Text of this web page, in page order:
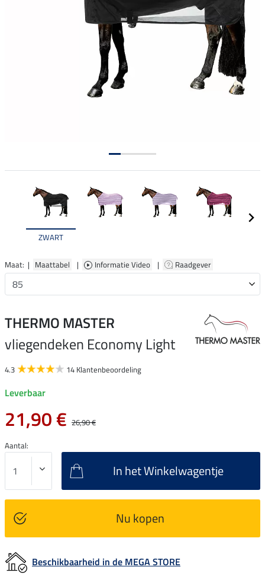
ZWART
Maat: | Maattabel | Informatie Video | Raadgever
THERMO MASTER
vliegendeken Economy Light
4.3 14 Klantenbeoordeling
Leverbaar
21,90 € 26,90 €
Aantal:
In het Winkelwagentje
Nu kopen
Beschikbaarheid in de MEGA STORE